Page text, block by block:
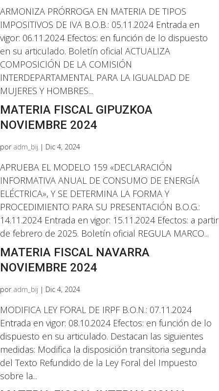
ARMONIZA PRÓRROGA EN MATERIA DE TIPOS
IMPOSITIVOS DE IVA B.O.B.: 05.11.2024 Entrada en
vigor: 06.11.2024 Efectos: en función de lo dispuesto
en su articulado. Boletín oficial ACTUALIZA
COMPOSICIÓN DE LA COMISIÓN
INTERDEPARTAMENTAL PARA LA IGUALDAD DE
MUJERES Y HOMBRES...
MATERIA FISCAL GIPUZKOA
NOVIEMBRE 2024
por adm_bij | Dic 4, 2024
APRUEBA EL MODELO 159 «DECLARACIÓN
INFORMATIVA ANUAL DE CONSUMO DE ENERGÍA
ELÉCTRICA», Y SE DETERMINA LA FORMA Y
PROCEDIMIENTO PARA SU PRESENTACIÓN B.O.G.:
14.11.2024 Entrada en vigor: 15.11.2024 Efectos: a partir
de febrero de 2025. Boletín oficial REGULA MARCO...
MATERIA FISCAL NAVARRA
NOVIEMBRE 2024
por adm_bij | Dic 4, 2024
MODIFICA LEY FORAL DE IRPF B.O.N.: 07.11.2024
Entrada en vigor: 08.10.2024 Efectos: en función de lo
dispuesto en su articulado. Destacan las siguientes
medidas: Modifica la disposición transitoria segunda
del Texto Refundido de la Ley Foral del Impuesto
sobre la...